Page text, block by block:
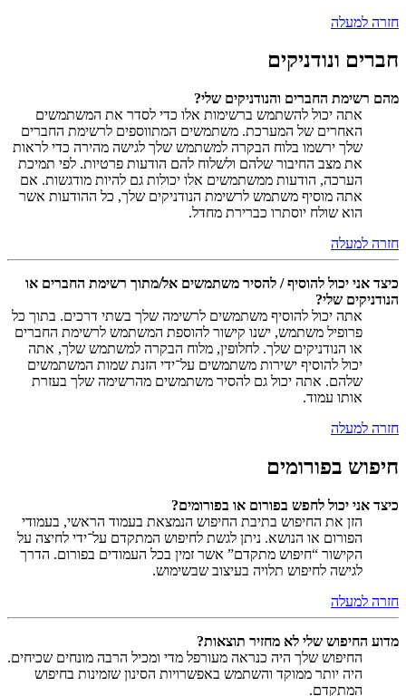
חזרה למעלה
חברים ונודניקים
מהם רשימת החברים והנודניקים שלי?
אתה יכול להשתמש ברשימות אלו כדי לסדר את המשתמשים
האחרים של המערכת. משתמשים המתווספים לרשימת החברים
שלך ירשמו בלוח הבקרה למשתמש שלך לגישה מהירה כדי לראות
את מצב החיבור שלהם ולשלוח להם הודעות פרטיות. לפי תמיכת
הערכה, הודעות ממשתמשים אלו יכולות גם להיות מודגשות. אם
אתה מוסיף משתמש לרשימת הנודניקים שלך, כל ההודעות אשר
הוא שולח יוסתרו כברירת מחדל.
חזרה למעלה
כיצד אני יכול להוסיף / להסיר משתמשים אל/מתוך רשימת החברים או
הנודניקים שלי?
אתה יכול להוסיף משתמשים לרשימה שלך בשתי דרכים. בתוך כל
פרופיל משתמש, ישנו קישור להוספת המשתמש לרשימת החברים
או הנודניקים שלך. לחלופין, מלוח הבקרה למשתמש שלך, אתה
יכול להוסיף ישירות משתמשים על־ידי הזנת שמות המשתמשים
שלהם. אתה יכול גם להסיר משתמשים מהרשימה שלך בעזרת
אותו עמוד.
חזרה למעלה
חיפוש בפורומים
כיצד אני יכול לחפש בפורום או בפורומים?
הזן את החיפוש בתיבת החיפוש הנמצאת בעמוד הראשי, בעמודי
הפורום או הנושא. ניתן לגשת לחיפוש המתקדם על־ידי לחיצה על
הקישור “חיפוש מתקדם” אשר זמין בכל העמודים בפורום. הדרך
לגישה לחיפוש תלויה בעיצוב שבשימוש.
חזרה למעלה
מדוע החיפוש שלי לא מחזיר תוצאות?
החיפוש שלך היה כנראה מעורפל מדי ומכיל הרבה מונחים שכיחים.
היה יותר ממוקד והשתמש באפשרויות הסינון שזמינות בחיפוש
המתקדם.